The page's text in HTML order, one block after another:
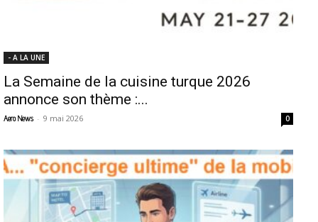
- A LA UNE
La Semaine de la cuisine turque 2026
annonce son thème :...
Aero News - 9 mai 2026 0